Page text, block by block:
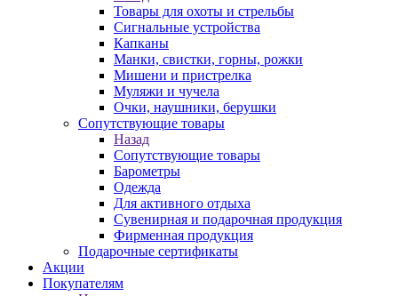
Товары для охоты и стрельбы
Сигнальные устройства
Капканы
Манки, свистки, горны, рожки
Мишени и пристрелка
Муляжи и чучела
Очки, наушники, берушки
Сопутствующие товары
Назад
Сопутствующие товары
Барометры
Одежда
Для активного отдыха
Сувенирная и подарочная продукция
Фирменная продукция
Подарочные сертификаты
Акции
Покупателям